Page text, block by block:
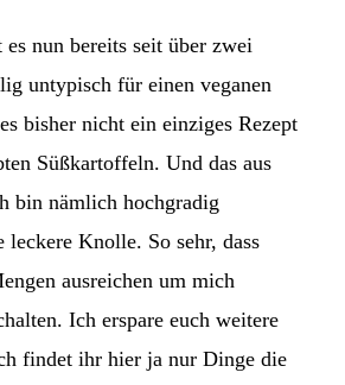
nun bereits seit über zwei
untypisch für einen veganen
bisher nicht ein einziges Rezept
Süßkartoffeln. Und das aus
bin nämlich hochgradig
leckere Knolle. So sehr, dass
ausreichen um mich
Ich erspare euch weitere
findet ihr hier ja nur Dinge die